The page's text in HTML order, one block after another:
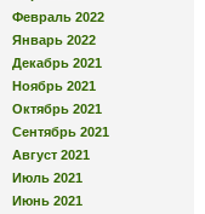
Февраль 2022
Январь 2022
Декабрь 2021
Ноябрь 2021
Октябрь 2021
Сентябрь 2021
Август 2021
Июль 2021
Июнь 2021